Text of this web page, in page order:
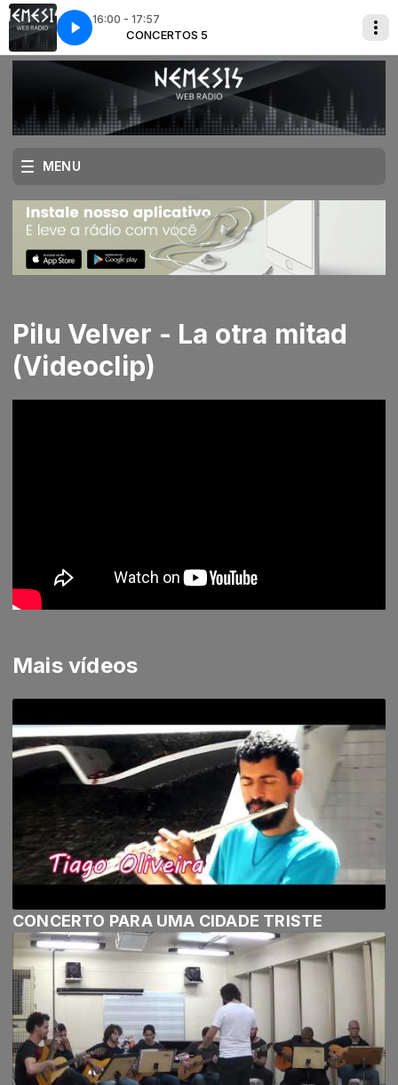
16:00 - 17:57
5 CONCERTOS 5
et Ariane 1931 Albert Roussel Bacchus et Ariane 1931
MENU
Pilu Velver - La otra mitad
(Videoclip)
Mais vídeos
CONCERTO PARA UMA CIDADE TRISTE